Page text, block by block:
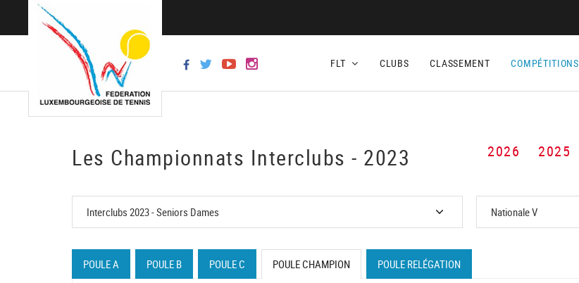
FLT CLUBS CLASSEMENT COMPÉTITIONS
Les Championnats Interclubs - 2023 2026 2025
POULE A POULE B POULE C POULE CHAMPION POULE RELÉGATION